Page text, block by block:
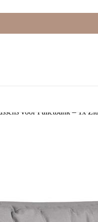
voor Palletbank – 1x